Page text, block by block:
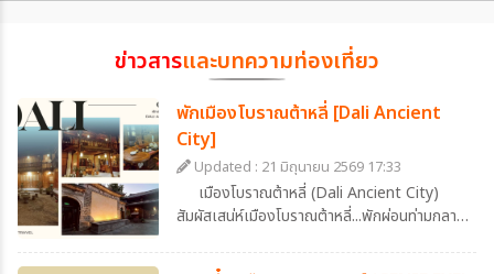
ข่าวสารและบทความท่องเที่ยว
พักเมืองโบราณต้าหลี่ [Dali Ancient
City]
Updated : 21 มิถุนายน 2569 17:33
เมืองโบราณต้าหลี่ (Dali Ancient City)
สัมผัสเสน่ห์เมืองโบราณต้าหลี่...พักผ่อนท่ามกลาง